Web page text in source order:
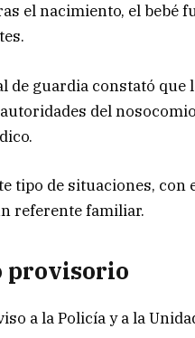
el nacimiento, el bebé
de guardia constató que
del
tipo de situaciones, con
referente familiar.
provisorio
a la Policía y a la